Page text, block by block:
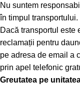
Nu suntem
în timpul transportului.
Dacă transportul este
reclamații pentru
pe adresa de email a
prin apel telefonic
Greutatea pe